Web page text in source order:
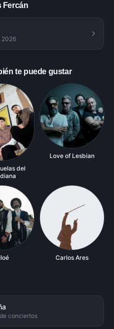
Fercán
2026
te puede gustar
del
Love of Lesbian
Carlos Ares
conciertos